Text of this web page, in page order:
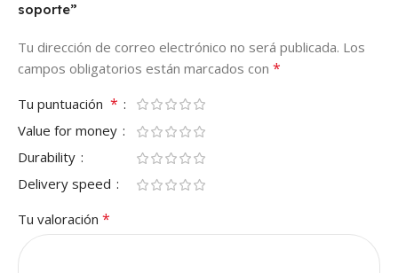
soporte”
Tu dirección de correo electrónico no será publicada. Los
campos obligatorios están marcados con *
Tu puntuación *
Value for money
Durability
Delivery speed
Tu valoración *